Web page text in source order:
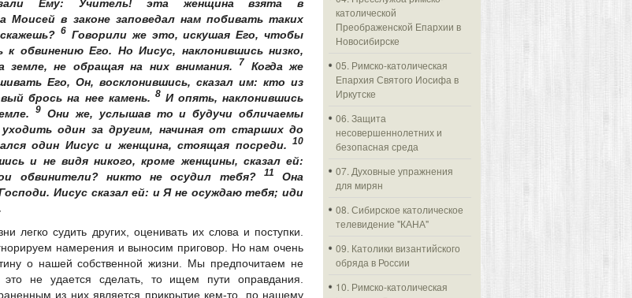
Ему: Учитель! эта женщина взята в
а Моисей в законе заповедал нам побивать таких
6 Говорили же это, искушая Его, чтобы
к обвинению Его. Но Иисус, наклонившись низко,
земле, не обращая на них внимания.
7
Когда же
Его, Он, восклонившись, сказал им: кто из
брось на нее камень. 8 И опять, наклонившись
9
Они же, услышав то и будучи обличаемы
один за другим, начиная от старших до
один Иисус и женщина, стоящая посреди.
10
и не видя никого, кроме женщины, сказал ей:
обвинители? никто не осудил тебя?
11
Она
Иисус сказал ей: и Я не осуждаю тебя; иди
легко судить других, оценивать их слова и поступки.
намерения и выносим приговор. Но нам очень
о нашей собственной жизни. Мы предпочитаем не
не удается сделать, то ищем пути оправдания.
из них является прикрытие кем-то, по нашему
католической
Преображенской Епархии в
Новосибирске
05. Римско-католическая
Епархия Святого Иосифа в
Иркутске
06. Защита
несовершеннолетних и
безопасная среда
07. Духовные упражнения
для мирян
08. Сибирское католическое
телевидение "КАНА"
09. Католики византийского
обряда в России
10. Римско-католическая